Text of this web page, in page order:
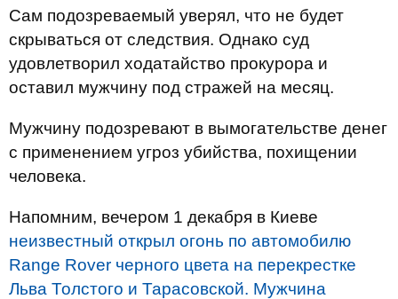
Сам подозреваемый уверял, что не будет
скрываться от следствия. Однако суд
удовлетворил ходатайство прокурора и
оставил мужчину под стражей на месяц.
Мужчину подозревают в вымогательстве денег
с применением угроз убийства, похищении
человека.
Напомним, вечером 1 декабря в Киеве
неизвестный открыл огонь по автомобилю
Range Rover черного цвета на перекрестке
Льва Толстого и Тарасовской. Мужчина